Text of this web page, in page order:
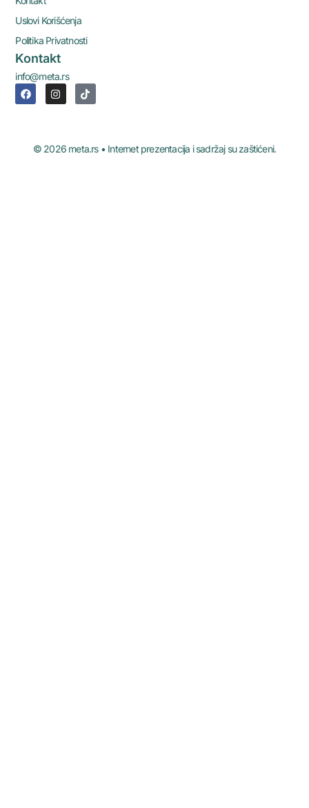
Uslovi Korišćenja
Politika Privatnosti
Kontakt
info@meta.rs
© 2026 meta.rs • Internet prezentacija i sadržaj su zaštićeni.